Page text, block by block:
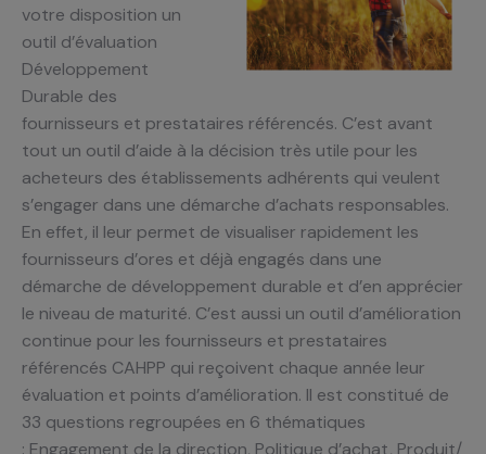
votre disposition un
outil d’évaluation
Développement
Durable des
fournisseurs et prestataires référencés. C’est avant
tout un outil d’aide à la décision très utile pour les
acheteurs des établissements adhérents qui veulent
s’engager dans une démarche d’achats responsables.
En effet, il leur permet de visualiser rapidement les
fournisseurs d’ores et déjà engagés dans une
démarche de développement durable et d’en apprécier
le niveau de maturité. C’est aussi un outil d’amélioration
continue pour les fournisseurs et prestataires
référencés CAHPP qui reçoivent chaque année leur
évaluation et points d’amélioration. Il est constitué de
33 questions regroupées en 6 thématiques
: Engagement de la direction, Politique d’achat, Produit/